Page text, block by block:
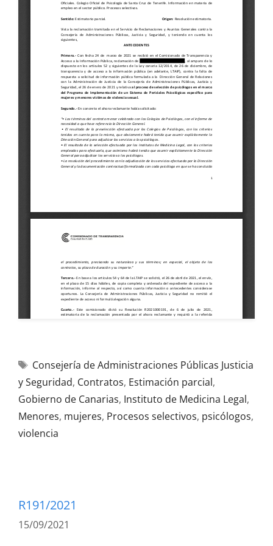
Consejería de Administraciones Públicas Justicia
y Seguridad, Contratos, Estimación parcial,
Gobierno de Canarias, Instituto de Medicina Legal,
Menores, mujeres, Procesos selectivos, psicólogos,
violencia
R191/2021
15/09/2021